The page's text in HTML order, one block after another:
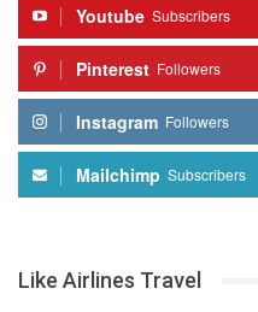
Youtube Subscribers
Pinterest Followers
Instagram Followers
Mailchimp Subscribers
Like Airlines Travel